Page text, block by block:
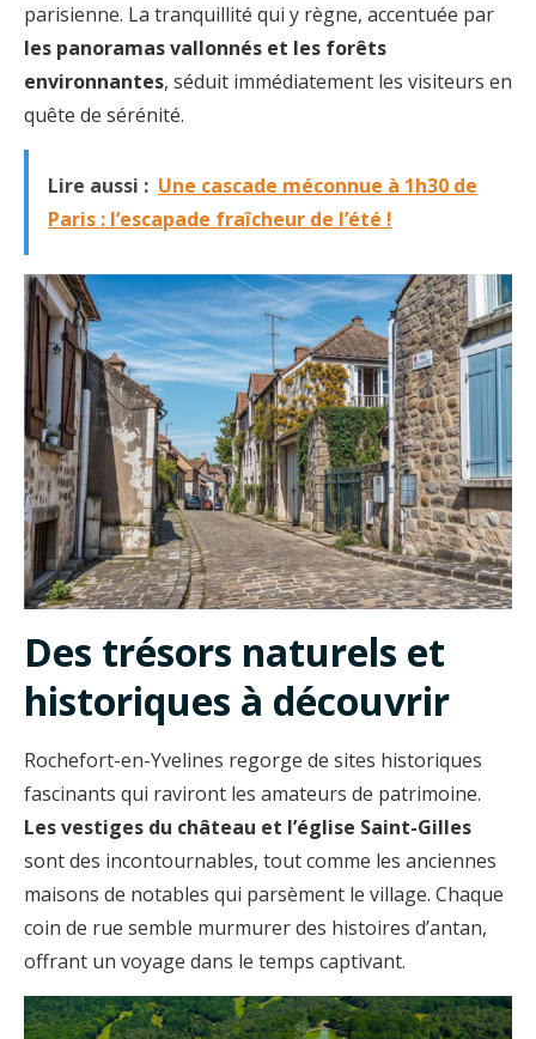
parisienne. La tranquillité qui y règne, accentuée par
les panoramas vallonnés et les forêts
environnantes, séduit immédiatement les visiteurs en
quête de sérénité.
Lire aussi : Une cascade méconnue à 1h30 de
Paris : l’escapade fraîcheur de l’été !
Des trésors naturels et
historiques à découvrir
Rochefort-en-Yvelines regorge de sites historiques
fascinants qui raviront les amateurs de patrimoine.
Les vestiges du château et l’église Saint-Gilles
sont des incontournables, tout comme les anciennes
maisons de notables qui parsèment le village. Chaque
coin de rue semble murmurer des histoires d’antan,
offrant un voyage dans le temps captivant.